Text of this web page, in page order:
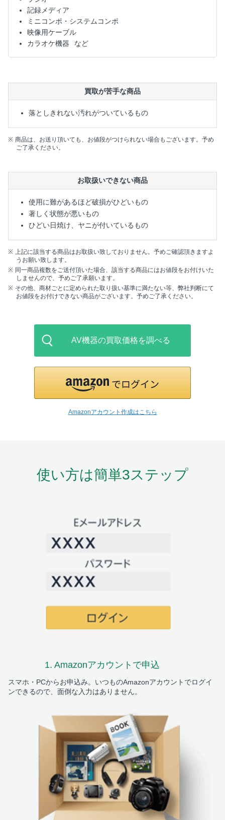
記録メディア
ミニコンポ・システムコンポ
映像用ケーブル
カラオケ機器
買取が苦手な商品
落としきれない汚れがついているもの
商品は、お送り頂いても、お値段がつけられない場合もございます。予め
ご了承ください。
お取扱いできない商品
使用に難があるほど破損がひどいもの
著しく状態が悪いもの
ひどい日焼け、ヤニが付いているもの
上記に該当する商品はお取扱い致しておりません。予めご確認頂きますよ
うお願い致します。
同一商品複数をご送付頂いた場合、該当する商品にはお値段をお付けいた
しませんので、予めご了承願います。
その他、商材ごとに定められた取り扱い基準に満たない等、弊社判断にて
お値段をお付けできない商品がございます。予めご了承ください。
AV機器の買取価格を調べる
Amazonアカウント作成はこちら
使い方は簡単3ステップ
1. Amazonアカウントで申込
スマホ・PCからお申込み。いつものAmazonアカウントでログイ
ンできるので、面倒な入力はありません。